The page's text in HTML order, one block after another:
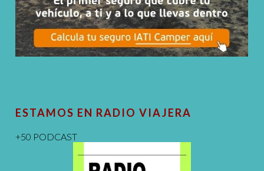
ESTAMOS EN RADIO VIAJERA
+50 PODCAST